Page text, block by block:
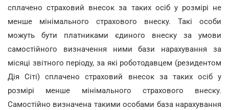
сплачено страховий внесок за таких осіб у розмірі не
менше мінімального страхового внеску. Такі особи
можуть бути платниками єдиного внеску за умови
самостійного визначення ними бази нарахування за
місяці звітного періоду, за які роботодавцем (резидентом
Дія Сіті) сплачено страховий внесок за таких осіб у
розмірі менше мінімального страхового внеску.
Самостійно визначена такими особами база нарахування